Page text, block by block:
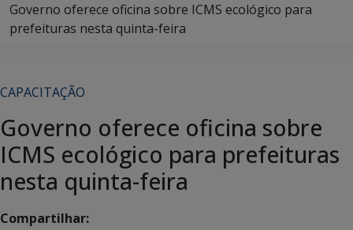
Governo oferece oficina sobre ICMS ecológico para
prefeituras nesta quinta-feira
CAPACITAÇÃO
Governo oferece oficina sobre
ICMS ecológico para prefeituras
nesta quinta-feira
Compartilhar: